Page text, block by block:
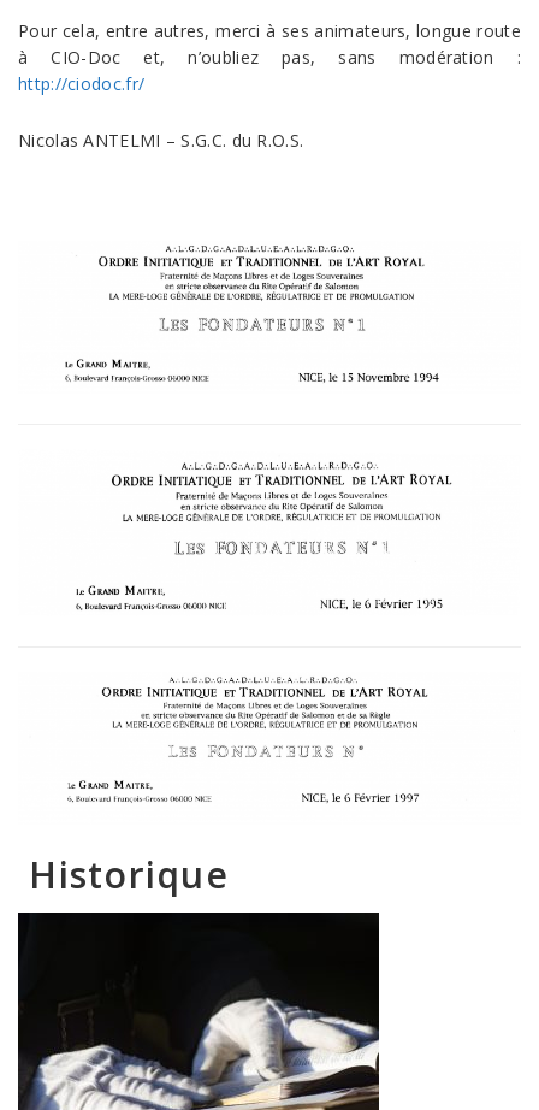
Pour cela, entre autres, merci à ses animateurs, longue route
à CIO-Doc et, n’oubliez pas, sans modération :
http://ciodoc.fr/
Nicolas ANTELMI – S.G.C. du R.O.S.
Historique